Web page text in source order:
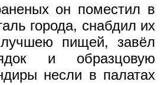
он поместил в
города, снабдил их
пищей, завёл
и образцовую
несли в палатах